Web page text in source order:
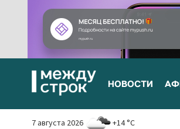
НОВОСТИ
7 августа 2026 +14 °C